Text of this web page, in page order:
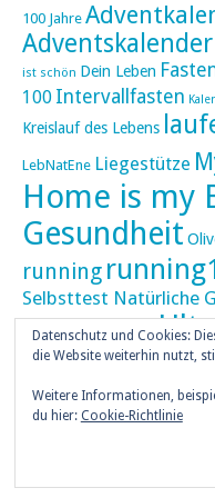
100 Jahre
Adventskalender
ist schön Dein Leben
100 Intervallfasten
Kreislauf des Lebens
LebNatEne Liegestütze
Home is my
Gesundheit
running
Selbsttest Natürliche
Skaten Tageskalender
ZEITZULEBEN
Datenschutz und Cookies:
die Website weiterhin nutzt,
Weitere Informationen,
du hier: Cookie-Richtlinie